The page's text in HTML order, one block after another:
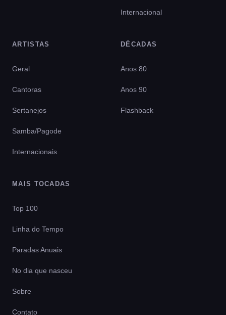
Internacional
ARTISTAS
Geral
Cantoras
Sertanejos
Samba/Pagode
Internacionais
DÉCADAS
Anos 80
Anos 90
Flashback
MAIS TOCADAS
Top 100
Linha do Tempo
Paradas Anuais
No dia que nasceu
Sobre
Contato